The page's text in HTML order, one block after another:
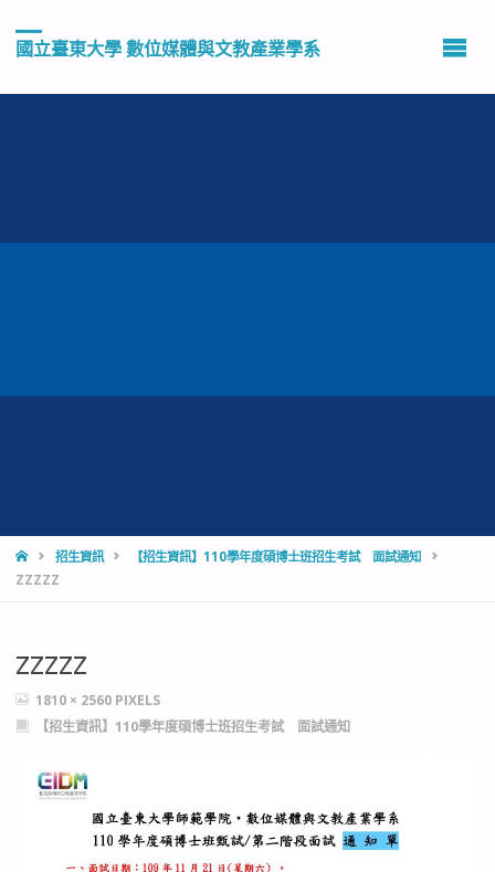
國立臺東大學 數位媒體與文教產業學系
HOME招生資訊
【招生資訊】110學年度碩博士班招生考試 面試通知
ZZZZZ
zzzzz
FULL
SIZE
1810 × 2560 PIXELS
【招生資訊】110學年度碩博士班招生考試 面試通知